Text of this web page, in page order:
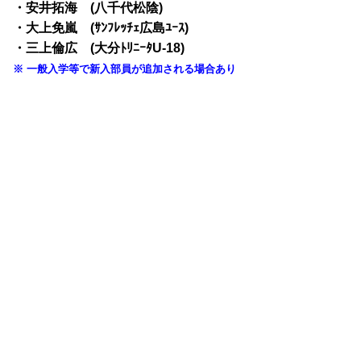
・安井拓海 (八千代松陰)
・大上免嵐 (ｻﾝﾌﾚｯﾁｪ広島ﾕｰｽ)
・三上倫広 (大分ﾄﾘﾆｰﾀU-18)
※ 一般入学等で新入部員が追加される場合あり